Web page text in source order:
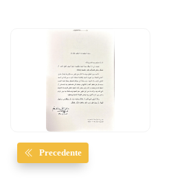
Precedente